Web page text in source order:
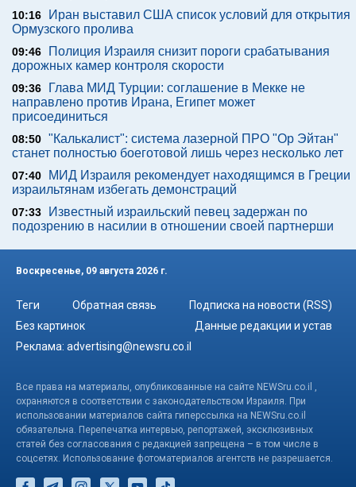
10:16
Иран выставил США список условий для открытия
Ормузского пролива
09:46
Полиция Израиля снизит пороги срабатывания
дорожных камер контроля скорости
09:36
Глава МИД Турции: соглашение в Мекке не
направлено против Ирана, Египет может
присоединиться
08:50 "Калькалист": система лазерной ПРО "Ор Эйтан"
станет полностью боеготовой лишь через несколько лет
07:40
МИД Израиля рекомендует находящимся в Греции
израильтянам избегать демонстраций
07:33
Известный израильский певец задержан по
подозрению в насилии в отношении своей партнерши
Воскресенье, 09 августа 2026 г.
Теги Обратная связь
Подписка на новости (RSS)
Без картинок
Данные редакции и устав
Реклама: advertising@newsru.co.il
Все права на материалы, опубликованные на сайте NEWSru.co.il ,
охраняются в соответствии с законодательством Израиля. При
использовании материалов сайта гиперссылка на NEWSru.co.il
обязательна. Перепечатка интервью, репортажей, эксклюзивных
статей без согласования с редакцией запрещена – в том числе в
соцсетях. Использование фотоматериалов агентств не разрешается.